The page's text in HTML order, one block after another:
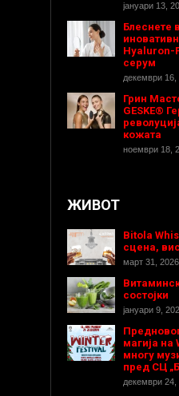
јануари 13,
Блеснете
Hyaluron-
серум
декември 16,
Грин
GESKE®
кожата
ноември 18,
ЖИВОТ
Bitola
сцена,
март 31, 2026
состојки
јануари 9,
магија на
многу
пред СЦ
декември 24,